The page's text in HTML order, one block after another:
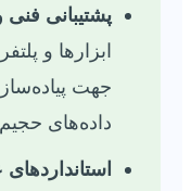
پشتیبانی
ابزارها و
جهت
داده‌های